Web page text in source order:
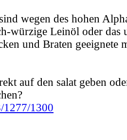
wegen des hohen
würzige Leinöl oder das
und Braten geeignete
auf den salat geben
1277/1300